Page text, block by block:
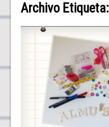
Archivo Etiqueta: